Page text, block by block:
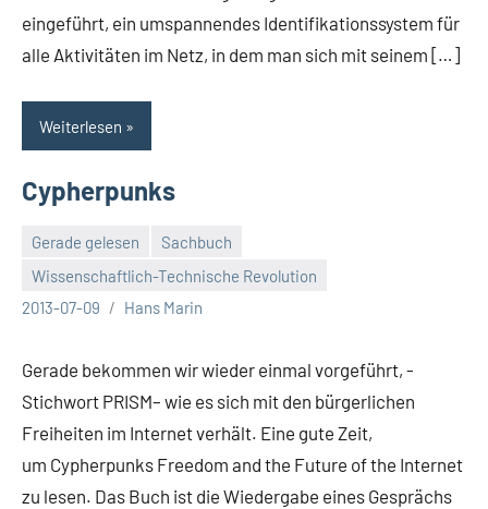
eingeführt, ein umspannendes Identifikationssystem für
alle Aktivitäten im Netz, in dem man sich mit seinem […]
Weiterlesen
Cypherpunks
Gerade gelesen
Sachbuch
Wissenschaftlich-Technische Revolution
2013-07-09
Hans Marin
Gerade bekommen wir wieder einmal vorgeführt, -
Stichwort PRISM– wie es sich mit den bürgerlichen
Freiheiten im Internet verhält. Eine gute Zeit,
um Cypherpunks Freedom and the Future of the Internet
zu lesen. Das Buch ist die Wiedergabe eines Gesprächs